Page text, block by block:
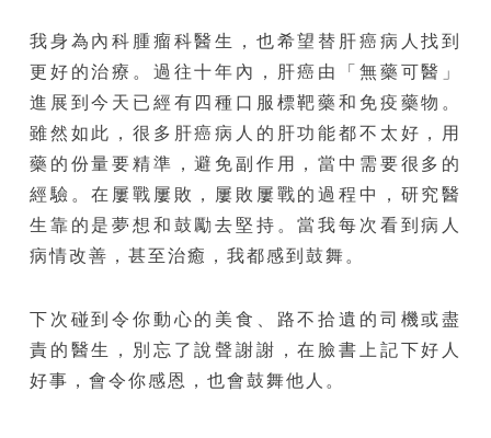
我身為內科腫瘤科醫生，也希望替肝癌病人找到
更好的治療。過往十年內，肝癌由「無藥可醫」
進展到今天已經有四種口服標靶藥和免疫藥物。
雖然如此，很多肝癌病人的肝功能都不太好，用
藥的份量要精準，避免副作用，當中需要很多的
經驗。在屢戰屢敗，屢敗屢戰的過程中，研究醫
生靠的是夢想和鼓勵去堅持。當我每次看到病人
病情改善，甚至治癒，我都感到鼓舞。
下次碰到令你動心的美食、路不拾遺的司機或盡
責的醫生，別忘了說聲謝謝，在臉書上記下好人
好事，會令你感恩，也會鼓舞他人。